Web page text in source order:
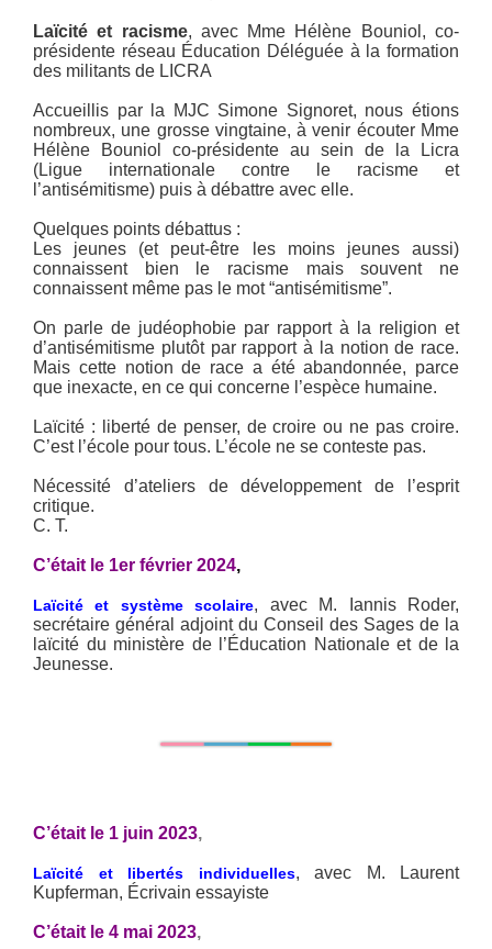
Laïcité et racisme, avec Mme Hélène Bouniol, co-
présidente réseau Éducation Déléguée à la formation
des militants de LICRA
Accueillis par la MJC Simone Signoret, nous étions
nombreux, une grosse vingtaine, à venir écouter Mme
Hélène Bouniol co-présidente au sein de la Licra
(Ligue internationale contre le racisme et
l’antisémitisme) puis à débattre avec elle.
Quelques points débattus :
Les jeunes (et peut-être les moins jeunes aussi)
connaissent bien le racisme mais souvent ne
connaissent même pas le mot “antisémitisme”.
On parle de judéophobie par rapport à la religion et
d’antisémitisme plutôt par rapport à la notion de race.
Mais cette notion de race a été abandonnée, parce
que inexacte, en ce qui concerne l’espèce humaine.
Laïcité : liberté de penser, de croire ou ne pas croire.
C’est l’école pour tous. L’école ne se conteste pas.
Nécessité d’ateliers de développement de l’esprit
critique.
C. T.
C’était le 1er février 2024,
Laïcité et système scolaire, avec M. Iannis Roder,
secrétaire général adjoint du Conseil des Sages de la
laïcité du ministère de l’Éducation Nationale et de la
Jeunesse.
C’était le 1 juin 2023,
Laïcité et libertés individuelles, avec M. Laurent
Kupferman, Écrivain essayiste
C’était le 4 mai 2023,